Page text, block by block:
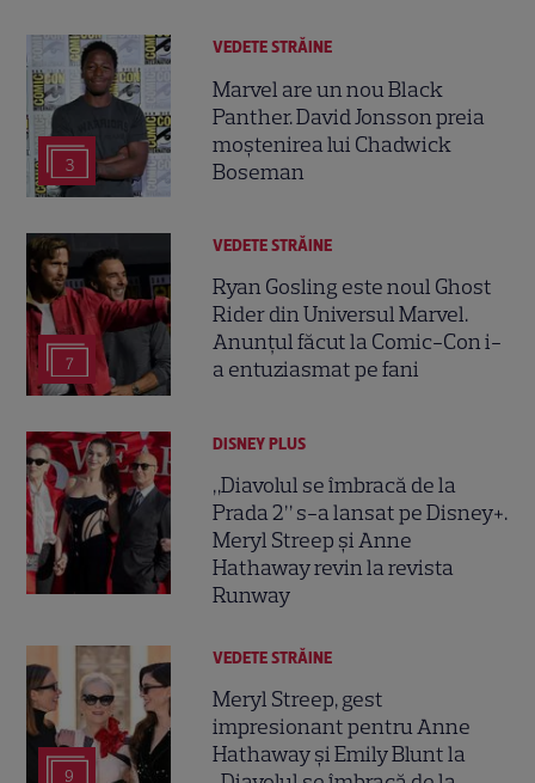
3
VEDETE STRĂINE
Marvel are un nou Black
Panther. David Jonsson preia
moștenirea lui Chadwick
Boseman
7
VEDETE STRĂINE
Ryan Gosling este noul Ghost
Rider din Universul Marvel.
Anunțul făcut la Comic-Con i-
a entuziasmat pe fani
DISNEY PLUS
„Diavolul se îmbracă de la
Prada 2” s-a lansat pe Disney+.
Meryl Streep și Anne
Hathaway revin la revista
Runway
9
VEDETE STRĂINE
Meryl Streep, gest
impresionant pentru Anne
Hathaway și Emily Blunt la